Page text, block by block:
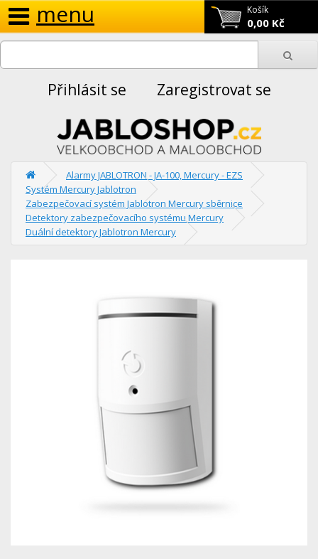
Košík
0,00 Kč
menu
Přihlásit se Zaregistrovat se
Alarmy JABLOTRON - JA-100, Mercury - EZS
Systém Mercury Jablotron
Zabezpečovací systém Jablotron Mercury sběrnice
Detektory zabezpečovacího systému Mercury
Duální detektory Jablotron Mercury